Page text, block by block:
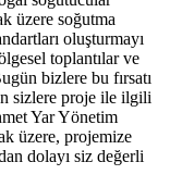
üzere soğutma
oluşturmayı
toplantılar ve
bizlere bu fırsatı
sizlere proje ile ilgili
Yar Yönetim
üzere, projemize
dolayı siz değerli